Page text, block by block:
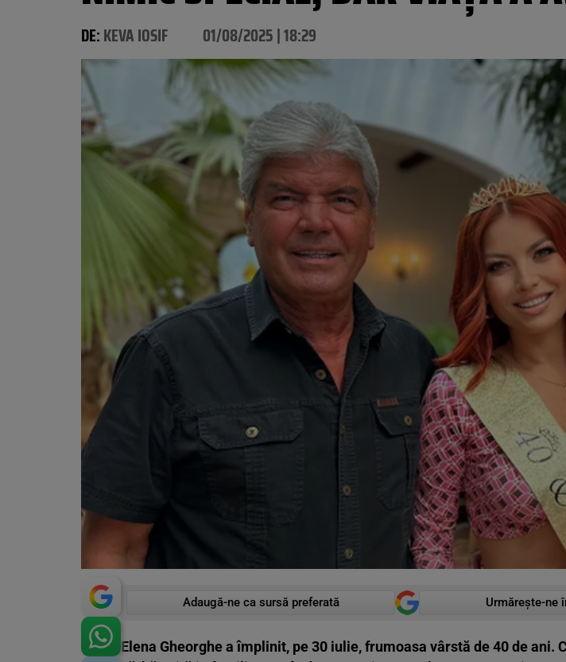
DE:KEVA IOSIF 01/08/2025 | 18:29
Adaugă-ne ca sursă preferată Urmărește-ne
Elena Gheorghe a împlinit, pe 30 iulie, frumoasa vârstă de 40 de ani.